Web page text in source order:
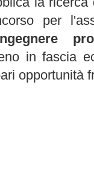
per
in fascia
opportunità